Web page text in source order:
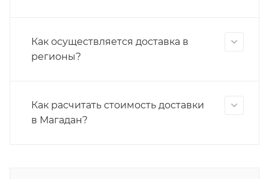
Как осуществляется доставка в
регионы?
Как расчитать стоимость доставки
в Магадан?